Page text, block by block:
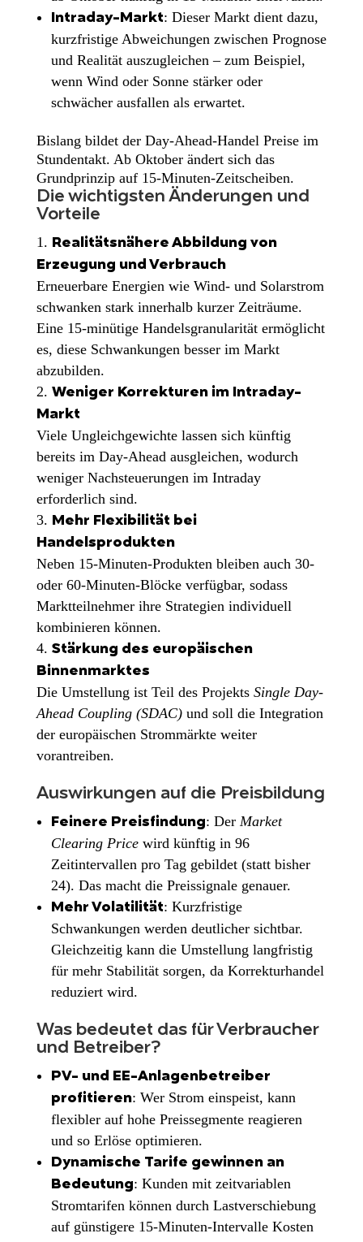
Intraday-Markt: Dieser Markt dient dazu,
kurzfristige Abweichungen zwischen Prognose
und Realität auszugleichen – zum Beispiel,
wenn Wind oder Sonne stärker oder
schwächer ausfallen als erwartet.
Bislang bildet der Day-Ahead-Handel Preise im
Stundentakt. Ab Oktober ändert sich das
Grundprinzip auf 15-Minuten-Zeitscheiben.
Die wichtigsten Änderungen und
Vorteile
Realitätsnähere Abbildung von
Erzeugung und Verbrauch
Erneuerbare Energien wie Wind- und Solarstrom
schwanken stark innerhalb kurzer Zeiträume.
Eine 15-minütige Handelsgranularität ermöglicht
es, diese Schwankungen besser im Markt
abzubilden.
Weniger Korrekturen im Intraday-
Markt
Viele Ungleichgewichte lassen sich künftig
bereits im Day-Ahead ausgleichen, wodurch
weniger Nachsteuerungen im Intraday
erforderlich sind.
Mehr Flexibilität bei
Handelsprodukten
Neben 15-Minuten-Produkten bleiben auch 30-
oder 60-Minuten-Blöcke verfügbar, sodass
Marktteilnehmer ihre Strategien individuell
kombinieren können.
Stärkung des europäischen
Binnenmarktes
Die Umstellung ist Teil des Projekts Single Day-
Ahead Coupling (SDAC)und soll die Integration
der europäischen Strommärkte weiter
vorantreiben.
Auswirkungen auf die Preisbildung
Feinere Preisfindung: Der Market
Clearing Pricewird künftig in 96
Zeitintervallen pro Tag gebildet (statt bisher
24). Das macht die Preissignale genauer.
Mehr Volatilität: Kurzfristige
Schwankungen werden deutlicher sichtbar.
Gleichzeitig kann die Umstellung langfristig
für mehr Stabilität sorgen, da Korrekturhandel
reduziert wird.
Was bedeutet das für Verbraucher
und Betreiber?
PV- und EE-Anlagenbetreiber
profitieren: Wer Strom einspeist, kann
flexibler auf hohe Preissegmente reagieren
und so Erlöse optimieren.
Dynamische Tarife gewinnen an
Bedeutung: Kunden mit zeitvariablen
Stromtarifen können durch Lastverschiebung
auf günstigere 15-Minuten-Intervalle Kosten